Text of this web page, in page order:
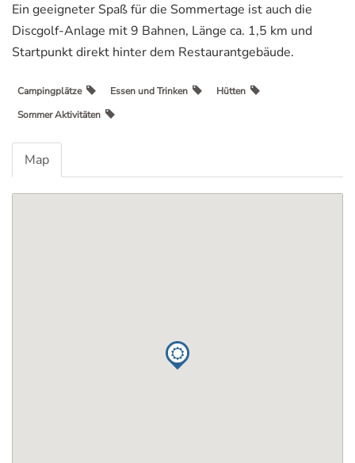
Ein geeigneter Spaß für die Sommertage ist auch die
Discgolf-Anlage mit 9 Bahnen, Länge ca. 1,5 km und
Startpunkt direkt hinter dem Restaurantgebäude.
Campingplätze Essen und Trinken
Hütten
Sommer Aktivitäten
Map